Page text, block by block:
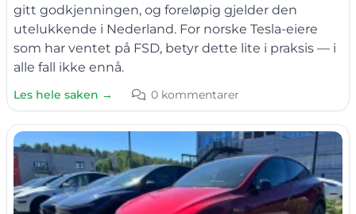
gitt godkjenningen, og foreløpig gjelder den
utelukkende i Nederland. For norske Tesla-eiere
som har ventet på FSD, betyr dette lite i praksis — i
alle fall ikke ennå.
Les hele saken → 0 kommentarer